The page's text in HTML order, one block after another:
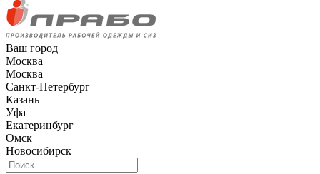
Ваш город
Москва
Москва
Санкт-Петербург
Казань
Уфа
Екатеринбург
Омск
Новосибирск